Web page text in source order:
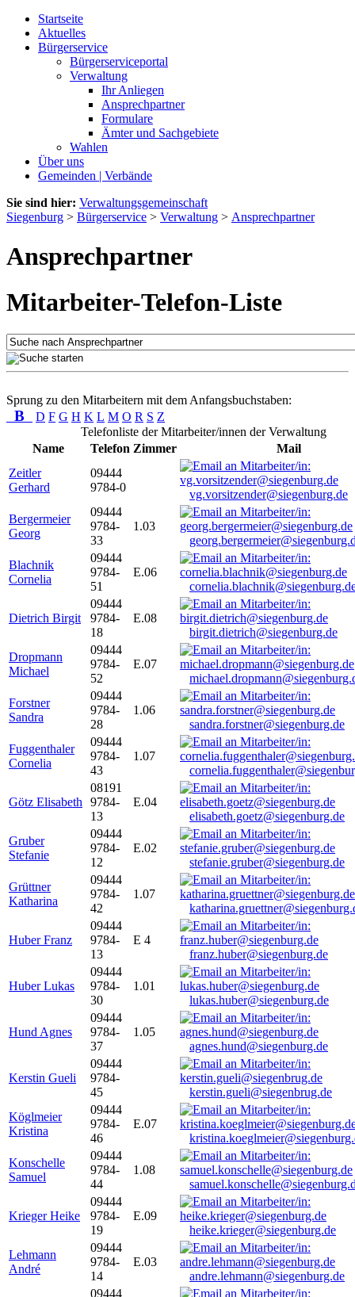
Startseite
Aktuelles
Bürgerservice
Bürgerserviceportal
Verwaltung
Ihr Anliegen
Ansprechpartner
Formulare
Ämter und Sachgebiete
Wahlen
Über uns
Gemeinden | Verbände
Sie sind hier: Verwaltungsgemeinschaft
Siegenburg > Bürgerservice > Verwaltung > Ansprechpartner
Ansprechpartner
Mitarbeiter-Telefon-Liste
Sprung zu den Mitarbeitern mit dem Anfangsbuchstaben:
B D F G H K L M O R S Z
Telefonliste der Mitarbeiter/innen der Verwaltung
Name
Telefon Zimmer
Mail
Zeitler
Gerhard
09444
9784-0
vg.vorsitzender@siegenburg.de
Bergermeier
Georg
09444
9784-
33
1.03
Blachnik
Cornelia
09444
9784-
51
E.06
Dietrich Birgit
09444
9784-
18
E.08
birgit.dietrich@siegenburg.de
Dropmann
Michael
09444
9784-
52
E.07
Forstner
Sandra
09444
9784-
28
1.06
sandra.forstner@siegenburg.de
Fuggenthaler
Cornelia
09444
9784-
43
1.07
Götz Elisabeth
08191
9784-
13
E.04
elisabeth.goetz@siegenburg.de
Gruber
Stefanie
09444
9784-
12
E.02
stefanie.gruber@siegenburg.de
Grüttner
Katharina
09444
9784-
42
1.07
Huber Franz
09444
9784-
13
E 4
franz.huber@siegenburg.de
Huber Lukas
09444
9784-
30
1.01
lukas.huber@siegenburg.de
Hund Agnes
09444
9784-
37
1.05
agnes.hund@siegenburg.de
Kerstin Gueli
09444
9784-
45
kerstin.gueli@siegenbrug.de
Köglmeier
Kristina
09444
9784-
46
E.07
Konschelle
Samuel
09444
9784-
44
1.08
Krieger Heike
09444
9784-
19
E.09
heike.krieger@siegenburg.de
Lehmann
André
09444
9784-
14
E.03
andre.lehmann@siegenburg.de
09444